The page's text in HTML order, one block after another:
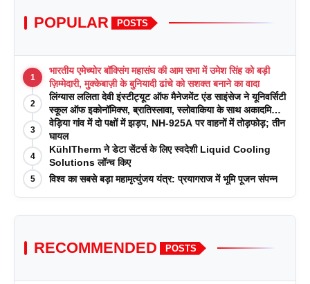
POPULAR POSTS
1
भारतीय एमेच्योर बॉक्सिंग महासंघ की आम सभा में उमेश सिंह को बड़ी
ज़िम्मेदारी, मुक्केबाज़ी के बुनियादी ढांचे को सशक्त बनाने का वादा
2
लिंग्यास ललिता देवी इंस्टीट्यूट ऑफ मैनेजमेंट एंड साइंसेज ने यूनिवर्सिटी
स्कूल ऑफ इकोनॉमिक्स, ब्रातिस्लावा, स्लोवाकिया के साथ अकादमिक
पत्रिकाओं में प्रकाशन रणनीतियों पर एक दिवसीय कार्यशाला का
आयोजन किया
3
वेड़िया गांव में दो पक्षों में झड़प, NH-925A पर वाहनों में तोड़फोड़; तीन
घायल
4
KühlTherm ने डेटा सेंटर्स के लिए स्वदेशी Liquid Cooling
Solutions लॉन्च किए
5 विश्व का सबसे बड़ा महामृत्युंजय यंत्र: प्रयागराज में भूमि पूजन संपन्न
RECOMMENDED POSTS